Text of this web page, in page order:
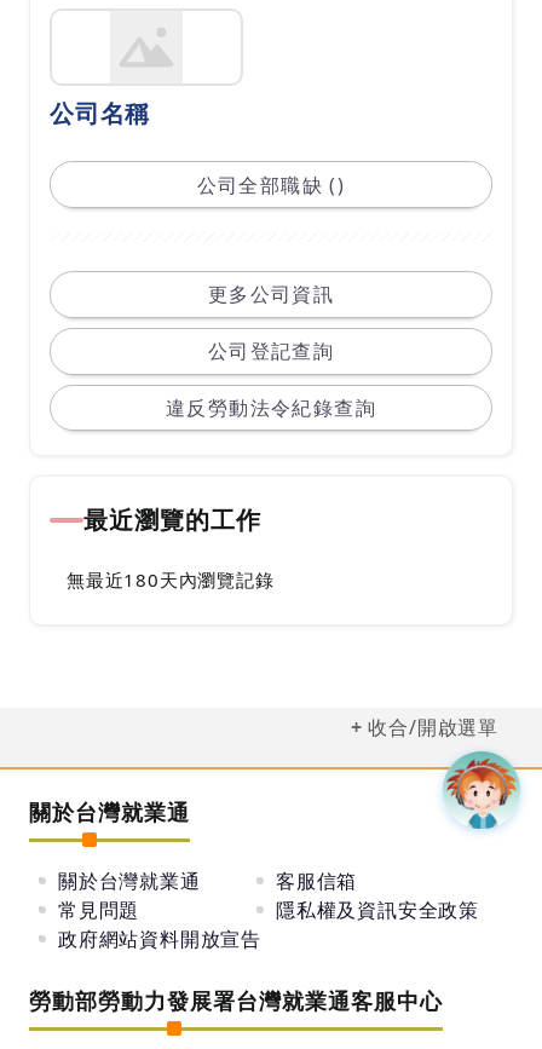
公司名稱
公司全部職缺 ()
更多公司資訊
公司登記查詢
違反勞動法令紀錄查詢
最近瀏覽的工作
無最近180天內瀏覽記錄
收合/開啟選單
關於台灣就業通
關於台灣就業通
客服信箱
常見問題
隱私權及資訊安全政策
政府網站資料開放宣告
勞動部勞動力發展署台灣就業通客服中心